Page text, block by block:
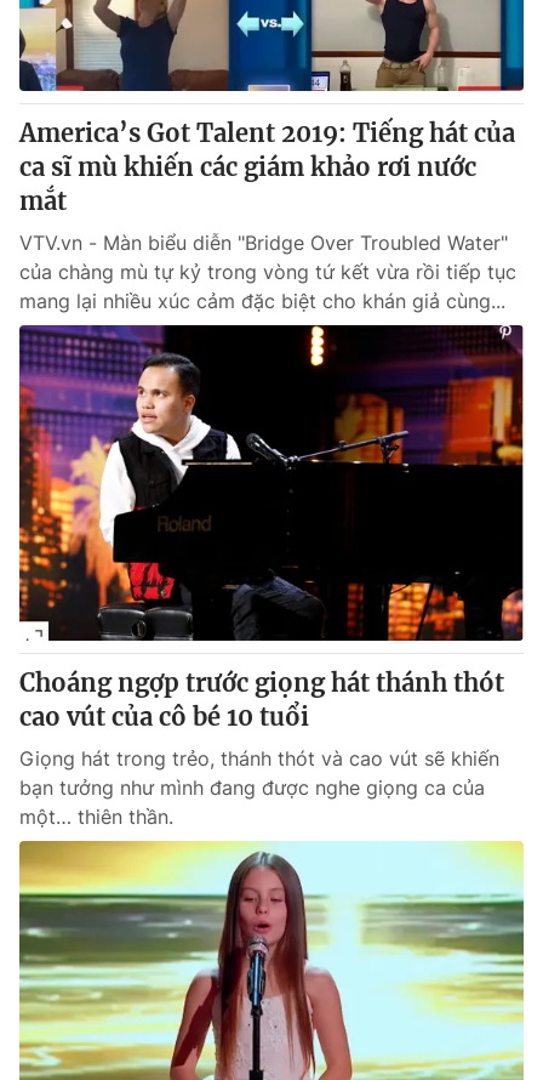
Giấy phép hoạt động báo in và báo điện tử số 483/GP-BTTTT
cấp ngày 29/12/2023
Tổng Biên tập:
Vũ Thanh Thủy
Phó Tổng Biên tập:Nguyễn Thị Mỹ Hạnh, Phạm Quốc Thắng,
Nguyễn Trọng Ninh
Tổng đài VTV:024.38 355 931 - 024.38 355 932
Ðiện thoại Thời báo VTV:
toasoan@vtv.vn
Liên hệ quảng cáo: 024-7300.7108
® Cấm sao chép dưới mọi hình thức nếu không có sự chấp
thuận bằng văn bản. Ghi rõ nguồn VTV.vn khi phát hành lại
thông tin từ website này.
America’s Got Talent 2019: Tiếng hát của
ca sĩ mù khiến các giám khảo rơi nước
mắt
VTV.vn - Màn biểu diễn "Bridge Over Troubled Water"
của chàng mù tự kỷ trong vòng tứ kết vừa rồi tiếp tục
mang lại nhiều xúc cảm đặc biệt cho khán giả cùng...
Choáng ngợp trước giọng hát thánh thót
cao vút của cô bé 10 tuổi
Giọng hát trong trẻo, thánh thót và cao vút sẽ khiến
bạn tưởng như mình đang được nghe giọng ca của
một… thiên thần.